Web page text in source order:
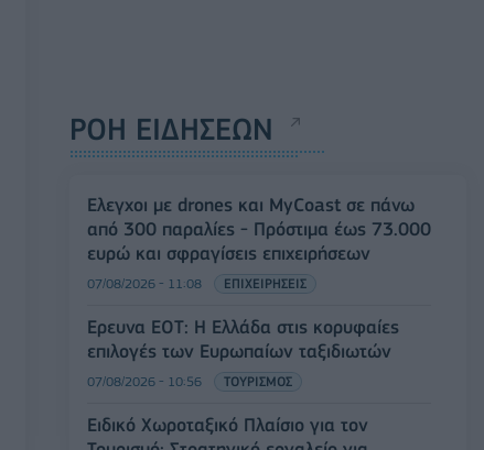
ΡΟΗ ΕΙΔΗΣΕΩΝ
Έλεγχοι με drones και MyCoast σε πάνω
από 300 παραλίες - Πρόστιμα έως 73.000
ευρώ και σφραγίσεις επιχειρήσεων
07/08/2026 - 11:08 ΕΠΙΧΕΙΡΗΣΕΙΣ
Έρευνα ΕΟΤ: Η Ελλάδα στις κορυφαίες
επιλογές των Ευρωπαίων ταξιδιωτών
07/08/2026 - 10:56 ΤΟΥΡΙΣΜΟΣ
Ειδικό Χωροταξικό Πλαίσιο για τον